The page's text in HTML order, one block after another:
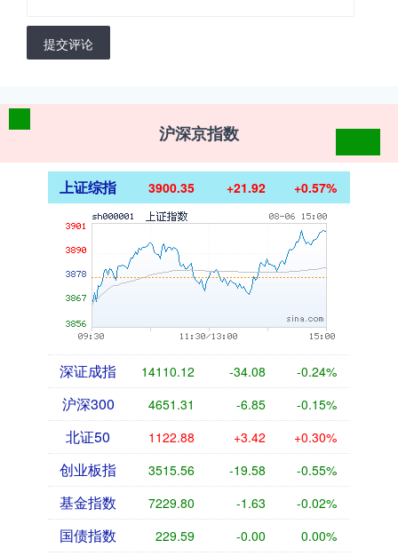
提交评论
沪深京指数
上证综指 3900.35 +21.92 +0.57%
深证成指 14110.12 -34.08 -0.24%
沪深300 4651.31 -6.85 -0.15%
北证50 1122.88 +3.42 +0.30%
创业板指 3515.56 -19.58 -0.55%
基金指数 7229.80 -1.63 -0.02%
国债指数 229.59 -0.00 0.00%